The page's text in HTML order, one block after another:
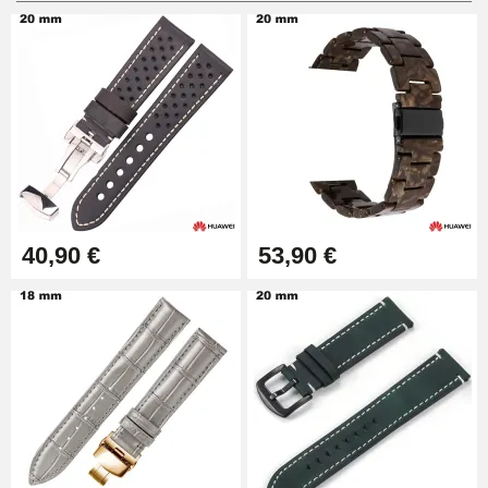
Pied à Coulisse Numérique
9,90 €
Pince à Poinçonner (pince trou)
Pince Trou pour Bracelet de
10,90 €
Kit Horlogerie Débutant
26,90 €
Boîte Pompe Bracelet Montre -
40,90 € 53,90 €